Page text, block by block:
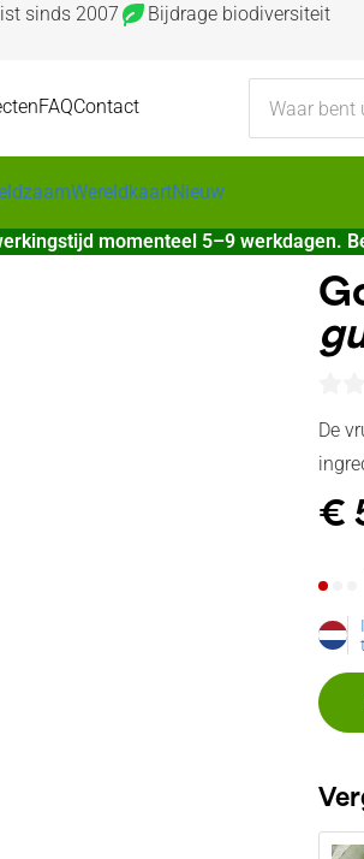
sinds 2007 Bijdrage biodiversiteit
FAQContact
WereldkaartNieuw
momenteel 5–9 werkdagen.
De
€